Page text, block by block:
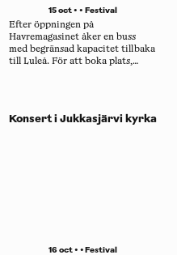
15 oct • • Festival
Efter öppningen på
Havremagasinet åker en buss
med begränsad kapacitet tillbaka
till Luleå. För att boka plats,
oktober".
Konsert i Jukkasjärvi kyrka
16 oct • • Festival